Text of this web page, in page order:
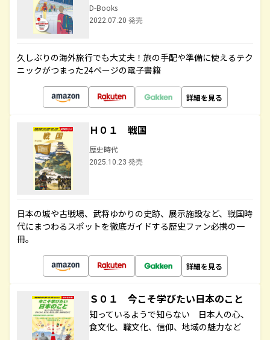
D-Books
2022.07.20 発売
久しぶりの海外旅行でも大丈夫！旅の手配や準備に使えるテク
ニックがつまった24ページの電子書籍
詳細を見る
Ｈ０１ 戦国
歴史時代
2025.10.23 発売
日本の城や古戦場、武将ゆかりの史跡、展示施設など、戦国時
代にまつわるスポットを徹底ガイドする歴史ファン必携の一
冊。
詳細を見る
Ｓ０１ 今こそ学びたい日本のこと
知っているようで知らない 日本人の心、
食文化、職文化、信仰、地域の魅力など